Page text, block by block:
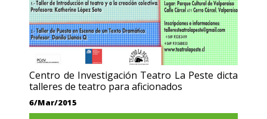
Centro de Investigación Teatro La Peste dicta
talleres de teatro para aficionados
6/Mar/2015